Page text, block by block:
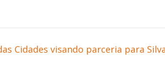
Cidades visando parceria para